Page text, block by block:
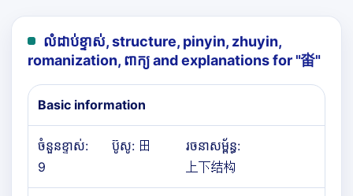
លំដាប់ខ្ទាស់, structure, pinyin, zhuyin,
romanization, ពាក្យ and explanations for "畓"
Basic information
ចំនួនខ្ទាស់:
9
ប៊ូសូ: 田
រចនាសម្ព័ន្ធ:
上下结构